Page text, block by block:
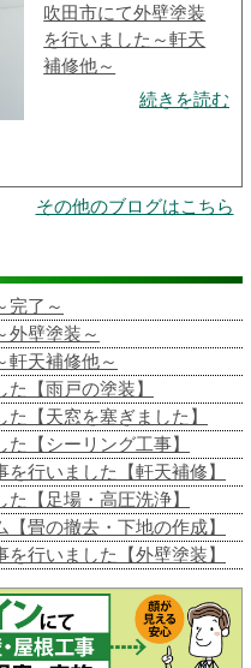
吹田市にて外壁塗装
を行いました～軒天
補修他～
続きを読む
その他のブログはこちら
完了～
外壁塗装～
軒天補修他～
【雨戸の塗装】
【天窓を塞ぎました】
【シーリング工事】
行いました【軒天補修】
【足場・高圧洗浄】
畳の撤去・下地の作成】
行いました【外壁塗装】